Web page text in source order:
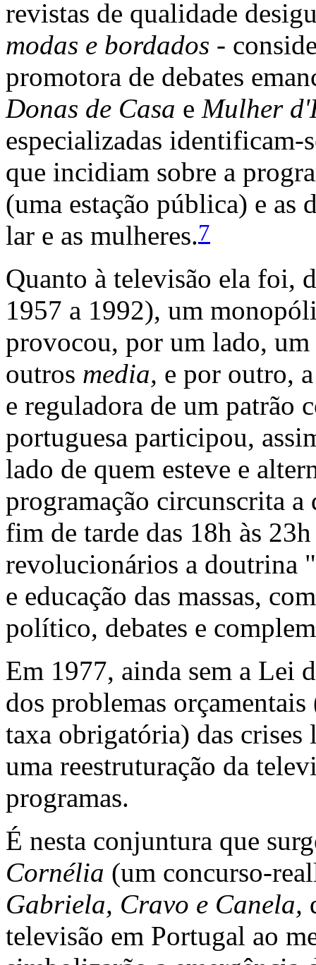
revistas de qualidade
modas e bordados -
promotora de debates
Donas de Casa e Mulher
especializadas identificam-
que incidiam sobre a
(uma estação pública) e as
lar e as mulheres.7
Quanto à televisão ela foi,
1957 a 1992), um
provocou, por um lado,
outros media, e por outro,
e reguladora de um patrão
portuguesa participou,
lado de quem esteve e
programação circunscrita
fim de tarde das 18h às
revolucionários a doutrina
e educação das massas,
político, debates e
Em 1977, ainda sem a Lei
dos problemas
taxa obrigatória) das crises
uma reestruturação da
programas.
É nesta conjuntura que
Cornélia (um concurso-
Gabriela, Cravo e Canela,
televisão em Portugal ao